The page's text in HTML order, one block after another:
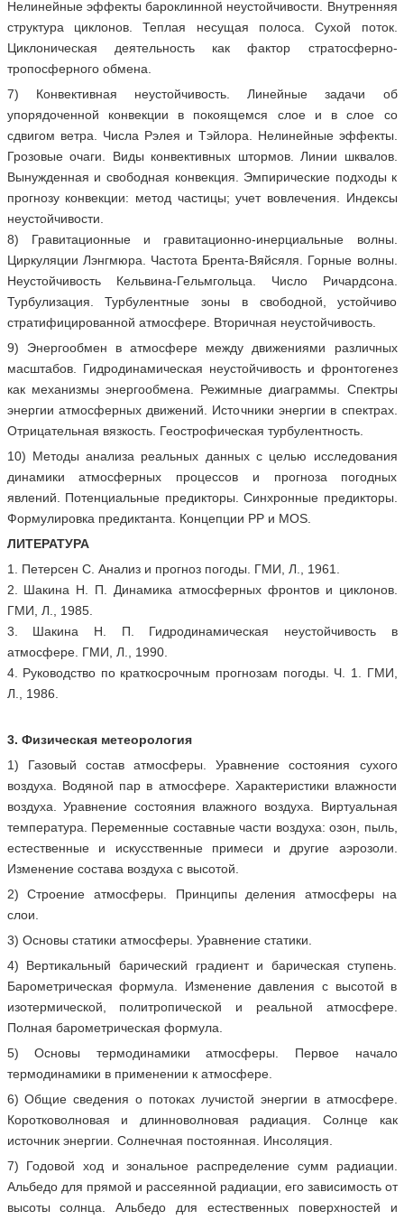
Нелинейные эффекты бароклинной неустойчивости. Внутренняя
структура циклонов. Теплая несущая полоса. Сухой поток.
Циклоническая деятельность как фактор стратосферно-
тропосферного обмена.
7) Конвективная неустойчивость. Линейные задачи об
упорядоченной конвекции в покоящемся слое и в слое со
сдвигом ветра. Числа Рэлея и Тэйлора. Нелинейные эффекты.
Грозовые очаги. Виды конвективных штормов. Линии шквалов.
Вынужденная и свободная конвекция. Эмпирические подходы к
прогнозу конвекции: метод частицы; учет вовлечения. Индексы
неустойчивости.
8) Гравитационные и гравитационно-инерциальные волны.
Циркуляции Лэнгмюра. Частота Брента-Вяйсяля. Горные волны.
Неустойчивость Кельвина-Гельмгольца. Число Ричардсона.
Турбулизация. Турбулентные зоны в свободной, устойчиво
стратифицированной атмосфере. Вторичная неустойчивость.
9) Энергообмен в атмосфере между движениями различных
масштабов. Гидродинамическая неустойчивость и фронтогенез
как механизмы энергообмена. Режимные диаграммы. Спектры
энергии атмосферных движений. Источники энергии в спектрах.
Отрицательная вязкость. Геострофическая турбулентность.
10) Методы анализа реальных данных с целью исследования
динамики атмосферных процессов и прогноза погодных
явлений. Потенциальные предикторы. Синхронные предикторы.
Формулировка предиктанта. Концепции РР и MOS.
ЛИТЕРАТУРА
1. Петерсен С. Анализ и прогноз погоды. ГМИ, Л., 1961.
2. Шакина Н. П. Динамика атмосферных фронтов и циклонов.
ГМИ, Л., 1985.
3. Шакина Н. П. Гидродинамическая неустойчивость в
атмосфере. ГМИ, Л., 1990.
4. Руководство по краткосрочным прогнозам погоды. Ч. 1. ГМИ,
Л., 1986.
3. Физическая метеорология
1) Газовый состав атмосферы. Уравнение состояния сухого
воздуха. Водяной пар в атмосфере. Характеристики влажности
воздуха. Уравнение состояния влажного воздуха. Виртуальная
температура. Переменные составные части воздуха: озон, пыль,
естественные и искусственные примеси и другие аэрозоли.
Изменение состава воздуха с высотой.
2) Строение атмосферы. Принципы деления атмосферы на
слои.
3) Основы статики атмосферы. Уравнение статики.
4) Вертикальный барический градиент и барическая ступень.
Барометрическая формула. Изменение давления с высотой в
изотермической, политропической и реальной атмосфере.
Полная барометрическая формула.
5) Основы термодинамики атмосферы. Первое начало
термодинамики в применении к атмосфере.
6) Общие сведения о потоках лучистой энергии в атмосфере.
Коротковолновая и длинноволновая радиация. Солнце как
источник энергии. Солнечная постоянная. Инсоляция.
7) Годовой ход и зональное распределение сумм радиации.
Альбедо для прямой и рассеянной радиации, его зависимость от
высоты солнца. Альбедо для естественных поверхностей и